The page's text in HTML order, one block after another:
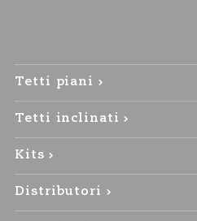
Tetti piani
Tetti inclinati
Kits
Distributori